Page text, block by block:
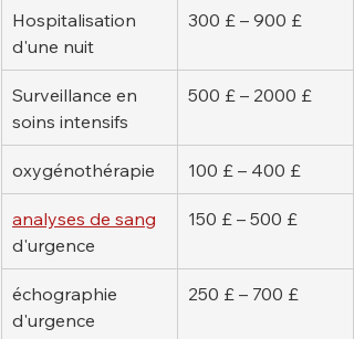
Hospitalisation
d'une nuit
300 £ – 900 £
Surveillance en
soins intensifs
500 £ – 2000 £
oxygénothérapie 100 £ – 400 £
analyses de sang
d'urgence
150 £ – 500 £
échographie
d'urgence
250 £ – 700 £